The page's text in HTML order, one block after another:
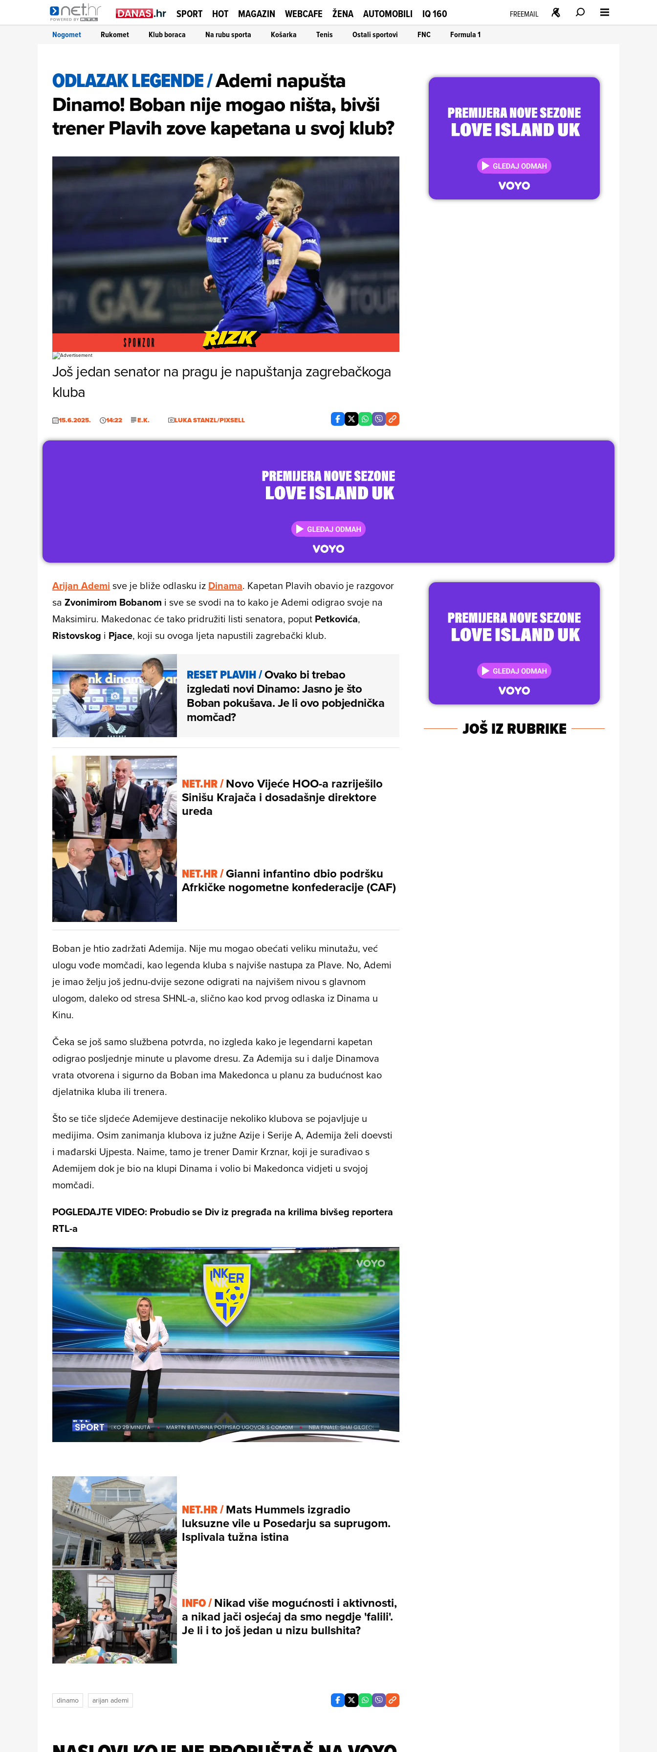
SPORT HOT MAGAZIN WEBCAFE ŽENA AUTOMOBILI IQ 160 FREEMAIL
Nogomet Rukomet Klub boraca Na rubu sporta Košarka Tenis Ostali sportovi FNC Formula 1
ODLAZAK LEGENDE/Ademi napušta
Dinamo! Boban nije mogao ništa, bivši
trener Plavih zove kapetana u svoj klub?
Još jedan senator na pragu je napuštanja zagrebačkoga
kluba
15.6.2025. 14:22 E.K. LUKA STANZL/PIXSELL
Arijan Ademi sve je bliže odlasku iz Dinama. Kapetan Plavih obavio je razgovor
sa Zvonimirom Bobanom i sve se svodi na to kako je Ademi odigrao svoje na
Maksimiru. Makedonac će tako pridružiti listi senatora, poput Petkovića,
Ristovskog i Pjace, koji su ovoga ljeta napustili zagrebački klub.
RESET PLAVIH/Ovako bi trebao
izgledati novi Dinamo: Jasno je što
Boban pokušava. Je li ovo pobjednička
momčad?
NET.HR /Novo Vijeće HOO-a razriješilo
Sinišu Krajača i dosadašnje direktore
ureda
NET.HR /Gianni infantino dbio podršku
Afrkičke nogometne konfederacije (CAF)
Boban je htio zadržati Ademija. Nije mu mogao obećati veliku minutažu, već
ulogu vođe momčadi, kao legenda kluba s najviše nastupa za Plave. No, Ademi
je imao želju još jednu-dvije sezone odigrati na najvišem nivou s glavnom
ulogom, daleko od stresa SHNL-a, slično kao kod prvog odlaska iz Dinama u
Kinu.
Čeka se još samo službena potvrda, no izgleda kako je legendarni kapetan
odigrao posljednje minute u plavome dresu. Za Ademija su i dalje Dinamova
vrata otvorena i sigurno da Boban ima Makedonca u planu za budućnost kao
djelatnika kluba ili trenera.
Što se tiče sljdeće Ademijeve destinacije nekoliko klubova se pojavljuje u
medijima. Osim zanimanja klubova iz južne Azije i Serije A, Ademija želi doevsti
i mađarski Ujpesta. Naime, tamo je trener Damir Krznar, koji je surađivao s
Ademijem dok je bio na klupi Dinama i volio bi Makedonca vidjeti u svojoj
momčadi.
POGLEDAJTE VIDEO: Probudio se Div iz pregrađa na krilima bivšeg reportera
RTL-a
/
Loaded:
11.53%
NET.HR /Mats Hummels izgradio
luksuzne vile u Posedarju sa suprugom.
Isplivala tužna istina
INFO /Nikad više mogućnosti i aktivnosti,
a nikad jači osjećaj da smo negdje 'falili'.
Je li i to još jedan u nizu bullshita?
dinamo arijan ademi
JOŠ IZ RUBRIKE